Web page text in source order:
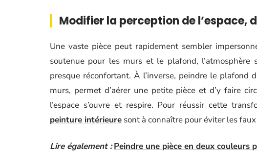
Modifier la perception de l’espace,
Une vaste pièce peut rapidement sembler
soutenue pour les murs et le plafond, l’atmosphère
presque réconfortant. À l’inverse, peindre le
murs, permet d’aérer une petite pièce et d’y faire
l’espace s’ouvre et respire. Pour réussir cette
peinture intérieure sont à connaître pour éviter les
Lire également : Peindre une pièce en deux couleurs